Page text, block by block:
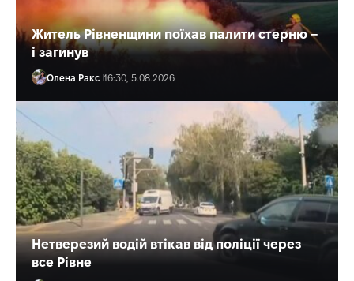
Житель Рівненщини поїхав палити стерню –
і загинув
Олена Ракс 16:30, 5.08.2026
Нетверезий водій втікав від поліції через
все Рівне